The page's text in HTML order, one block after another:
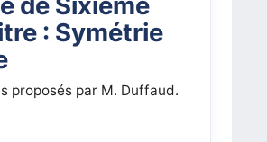
: Symétrie
proposés par M. Duffaud.